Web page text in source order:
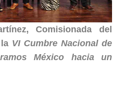
Comisionada del
VI Cumbre Nacional de
México hacia un